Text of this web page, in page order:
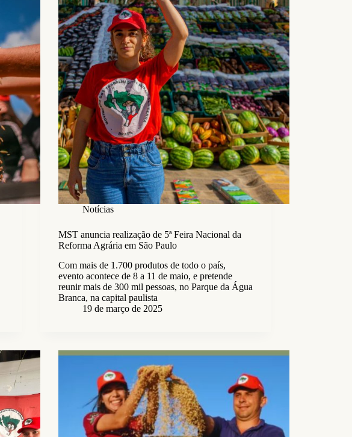
Notícias
MST anuncia realização de 5ª Feira Nacional da
Reforma Agrária em São Paulo
Com mais de 1.700 produtos de todo o país,
evento acontece de 8 a 11 de maio, e pretende
reunir mais de 300 mil pessoas, no Parque da Água
Branca, na capital paulista
19 de março de 2025